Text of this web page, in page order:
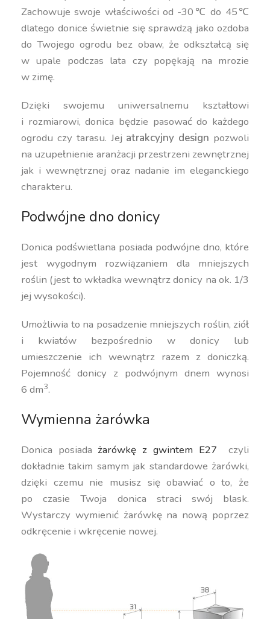
Zachowuje swoje właściwości od -30℃ do 45℃
dlatego donice świetnie się sprawdzą jako ozdoba
do Twojego ogrodu bez obaw, że odkształcą się
w upale podczas lata czy popękają na mrozie
w zimę.
Dzięki swojemu uniwersalnemu kształtowi
i rozmiarowi, donica będzie pasować do każdego
ogrodu czy tarasu. Jej atrakcyjny design pozwoli
na uzupełnienie aranżacji przestrzeni zewnętrznej
jak i wewnętrznej oraz nadanie im eleganckiego
charakteru.
Podwójne dno donicy
Donica podświetlana posiada podwójne dno, które
jest wygodnym rozwiązaniem dla mniejszych
roślin (jest to wkładka wewnątrz donicy na ok. 1/3
jej wysokości).
Umożliwia to na posadzenie mniejszych roślin, ziół
i kwiatów bezpośrednio w donicy lub
umieszczenie ich wewnątrz razem z doniczką.
Pojemność donicy z podwójnym dnem wynosi
6 dm3.
Wymienna żarówka
Donica posiada żarówkę z gwintem E27 czyli
dokładnie takim samym jak standardowe żarówki,
dzięki czemu nie musisz się obawiać o to, że
po czasie Twoja donica straci swój blask.
Wystarczy wymienić żarówkę na nową poprzez
odkręcenie i wkręcenie nowej.